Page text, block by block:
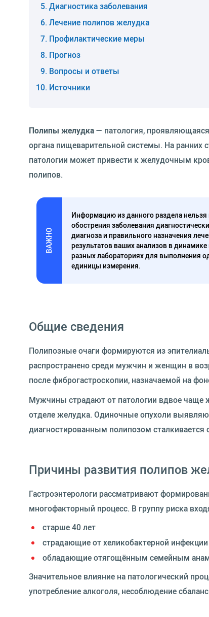
Диагностика заболевания
Лечение полипов желудка
Профилактические меры
Прогноз
Вопросы и ответы
Источники
Полипы желудка— патология,
органа пищеварительной системы. На ранних
патологии может привести к желудочным
полипов.
ВАЖНО
Информацию из данного раздела
обострения заболевания
диагноза и правильного назначения
результатов ваших анализов в
разных лабораториях для выполнения
единицы измерения.
Общие сведения
Полипозные очаги формируются из
распространено среди мужчин и женщин в
после фиброгастроскопии, назначаемой на
Мужчины страдают от патологии вдвое чаще
отделе желудка. Одиночные опухоли
диагностированным полипозом
Причины развития полипов
Гастроэнтерологи рассматривают
многофакторный процесс. В группу риска
старше 40 лет
страдающие от хеликобактерной инфекции
обладающие отягощённым семейным
Значительное влияние на патологический
употребление алкоголя, несоблюдение